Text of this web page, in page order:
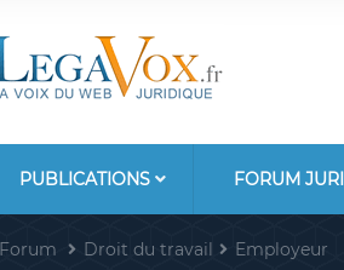
PUBLICATIONS FORUM
Forum Droit du travail Employeur